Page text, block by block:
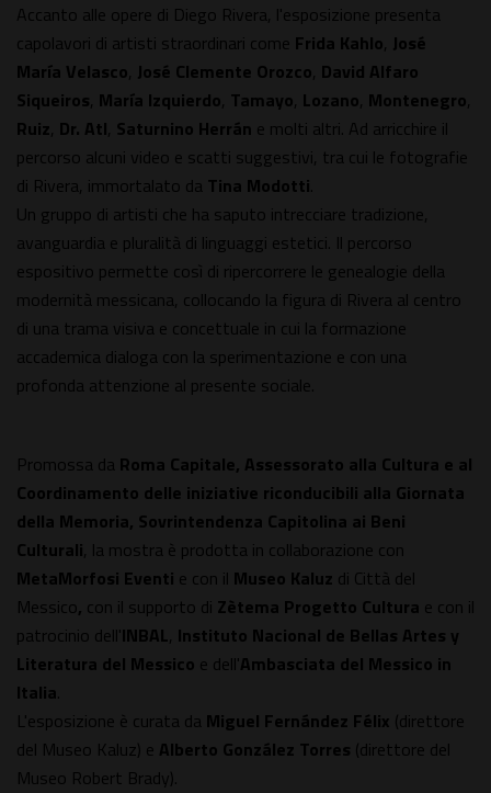
Accanto alle opere di Diego Rivera, l'esposizione presenta
capolavori di artisti straordinari come Frida Kahlo, José
María Velasco, José Clemente Orozco, David Alfaro
Siqueiros, María Izquierdo, Tamayo, Lozano, Montenegro,
Ruiz, Dr. Atl, Saturnino Herrán e molti altri. Ad arricchire il
percorso alcuni video e scatti suggestivi, tra cui le fotografie
di Rivera, immortalato da Tina Modotti.
Un gruppo di artisti che ha saputo intrecciare tradizione,
avanguardia e pluralità di linguaggi estetici. Il percorso
espositivo permette così di ripercorrere le genealogie della
modernità messicana, collocando la figura di Rivera al centro
di una trama visiva e concettuale in cui la formazione
accademica dialoga con la sperimentazione e con una
profonda attenzione al presente sociale.
Promossa da Roma Capitale, Assessorato alla Cultura e al
Coordinamento delle iniziative riconducibili alla Giornata
della Memoria, Sovrintendenza Capitolina ai Beni
Culturali, la mostra è prodotta in collaborazione con
MetaMorfosi Eventi e con il Museo Kaluz di Città del
Messico, con il supporto di Zètema Progetto Cultura e con il
patrocinio dell'INBAL, Instituto Nacional de Bellas Artes y
Literatura del Messico e dell'Ambasciata del Messico in
Italia.
L'esposizione è curata da Miguel Fernández Félix (direttore
del Museo Kaluz) e Alberto González Torres (direttore del
Museo Robert Brady).